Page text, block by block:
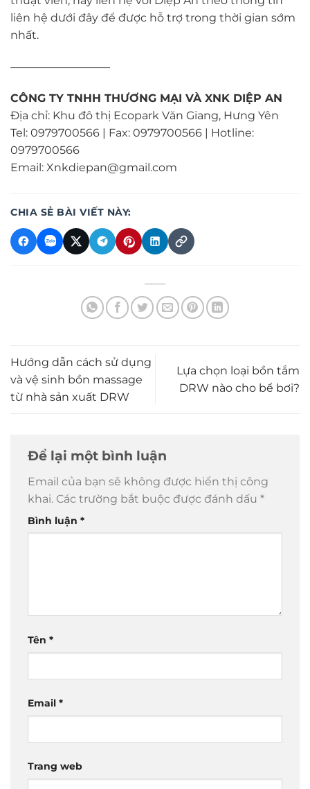
liên hệ dưới đây để được hỗ trợ trong thời gian sớm
nhất.
—————————
CÔNG TY TNHH THƯƠNG MẠI VÀ XNK DIỆP AN
Địa chỉ: Khu đô thị Ecopark Văn Giang, Hưng Yên
Tel: 0979700566 | Fax: 0979700566 | Hotline:
0979700566
Email: Xnkdiepan@gmail.com
CHIA SẺ BÀI VIẾT NÀY:
Hướng dẫn cách sử dụng
và vệ sinh bồn massage
từ nhà sản xuất DRW
Lựa chọn loại bồn tắm
DRW nào cho bể bơi?
Để lại một bình luận
Email của bạn sẽ không được hiển thị công
khai. Các trường bắt buộc được đánh dấu *
Bình luận *
Tên *
Email *
Trang web